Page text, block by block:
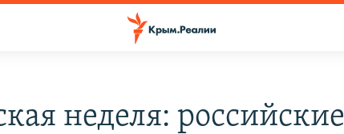
неделя: российские